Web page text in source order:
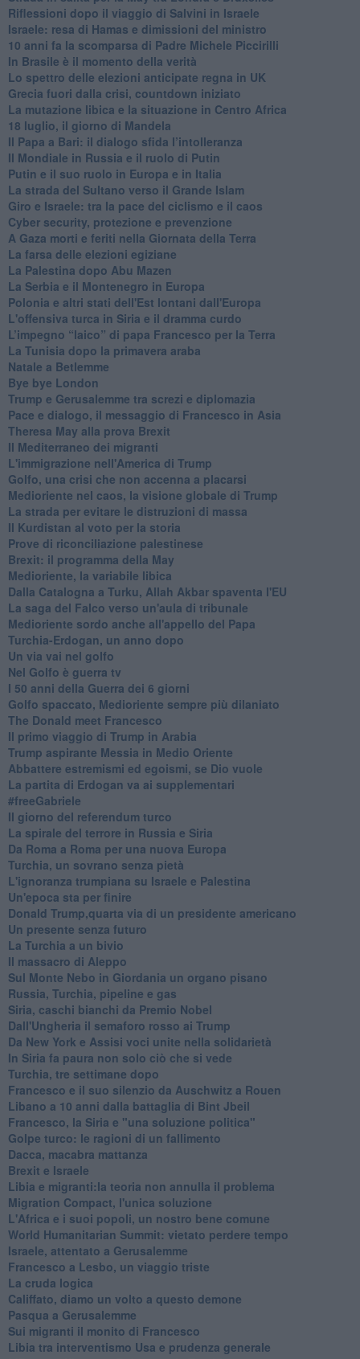
Riflessioni dopo il viaggio di Salvini in Israele
Israele: resa di Hamas e dimissioni del ministro
10 anni fa la scomparsa di Padre Michele Piccirilli
In Brasile è il momento della verità
Lo spettro delle elezioni anticipate regna in UK
Grecia fuori dalla crisi, countdown iniziato
La mutazione libica e la situazione in Centro Africa
18 luglio, il giorno di Mandela
Il Papa a Bari: il dialogo sfida l’intolleranza
Il Mondiale in Russia e il ruolo di Putin
Putin e il suo ruolo in Europa e in Italia
La strada del Sultano verso il Grande Islam
Giro e Israele: tra la pace del ciclismo e il caos
Cyber security, protezione e prevenzione
A Gaza morti e feriti nella Giornata della Terra
La farsa delle elezioni egiziane
La Palestina dopo Abu Mazen
La Serbia e il Montenegro in Europa
Polonia e altri stati dell'Est lontani dall'Europa
L'offensiva turca in Siria e il dramma curdo
L’impegno “laico” di papa Francesco per la Terra
La Tunisia dopo la primavera araba
Natale a Betlemme
Bye bye London
Trump e Gerusalemme tra screzi e diplomazia
Pace e dialogo, il messaggio di Francesco in Asia
Theresa May alla prova Brexit
Il Mediterraneo dei migranti
L'immigrazione nell'America di Trump
Golfo, una crisi che non accenna a placarsi
Medioriente nel caos, la visione globale di Trump
La strada per evitare le distruzioni di massa
Il Kurdistan al voto per la storia
Prove di riconciliazione palestinese
Brexit: il programma della May
Medioriente, la variabile libica
Dalla Catalogna a Turku, Allah Akbar spaventa l'EU
La saga del Falco verso un'aula di tribunale
Medioriente sordo anche all'appello del Papa
Turchia-Erdogan, un anno dopo
Un via vai nel golfo
Nel Golfo è guerra tv
I 50 anni della Guerra dei 6 giorni
Golfo spaccato, Medioriente sempre più dilaniato
The Donald meet Francesco
Il primo viaggio di Trump in Arabia
Trump aspirante Messia in Medio Oriente
Abbattere estremismi ed egoismi, se Dio vuole
La partita di Erdogan va ai supplementari
#freeGabriele
Il giorno del referendum turco
La spirale del terrore in Russia e Siria
Da Roma a Roma per una nuova Europa
Turchia, un sovrano senza pietà
L'ignoranza trumpiana su Israele e Palestina
Un'epoca sta per finire
Donald Trump,quarta via di un presidente americano
Un presente senza futuro
La Turchia a un bivio
Il massacro di Aleppo
Sul Monte Nebo in Giordania un organo pisano
Russia, Turchia, pipeline e gas
Siria, caschi bianchi da Premio Nobel
Dall'Ungheria il semaforo rosso ai Trump
Da New York e Assisi voci unite nella solidarietà
In Siria fa paura non solo ciò che si vede
Turchia, tre settimane dopo
Francesco e il suo silenzio da Auschwitz a Rouen
Libano a 10 anni dalla battaglia di Bint Jbeil
Francesco, la Siria e "una soluzione politica"
Golpe turco: le ragioni di un fallimento
Dacca, macabra mattanza
Brexit e Israele
Libia e migranti:la teoria non annulla il problema
Migration Compact, l'unica soluzione
L'Africa e i suoi popoli, un nostro bene comune
World Humanitarian Summit: vietato perdere tempo
Israele, attentato a Gerusalemme
Francesco a Lesbo, un viaggio triste
La cruda logica
Califfato, diamo un volto a questo demone
Pasqua a Gerusalemme
Sui migranti il monito di Francesco
Libia tra interventismo Usa e prudenza generale